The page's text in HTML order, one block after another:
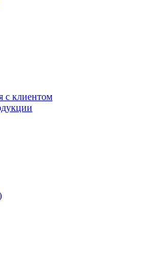
с клиентом